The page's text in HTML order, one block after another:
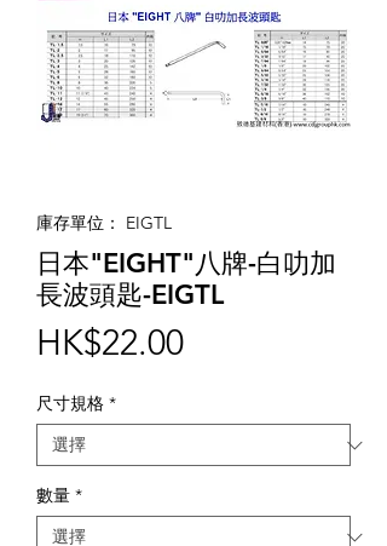
庫存單位： EIGTL
日本"EIGHT"八牌-白叻加
長波頭匙-EIGTL
HK$22.00價
尺寸規格 *
數量 *